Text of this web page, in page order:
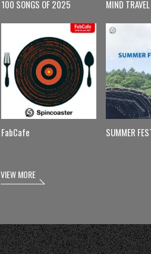
100 SONGS OF 2025
FabCafe
MIND TRAVEL
SUMMER
VIEW MORE